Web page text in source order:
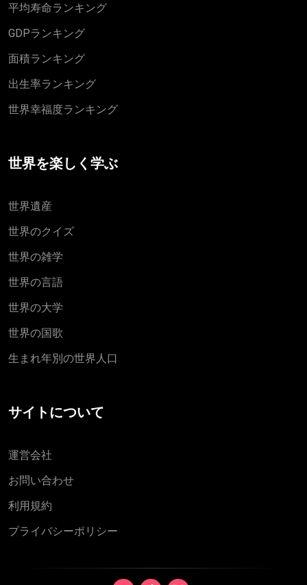
平均寿命ランキング
GDPランキング
面積ランキング
出生率ランキング
世界幸福度ランキング
世界を楽しく学ぶ
世界遺産
世界のクイズ
世界の雑学
世界の言語
世界の大学
世界の国歌
生まれ年別の世界人口
サイトについて
運営会社
お問い合わせ
利用規約
プライバシーポリシー